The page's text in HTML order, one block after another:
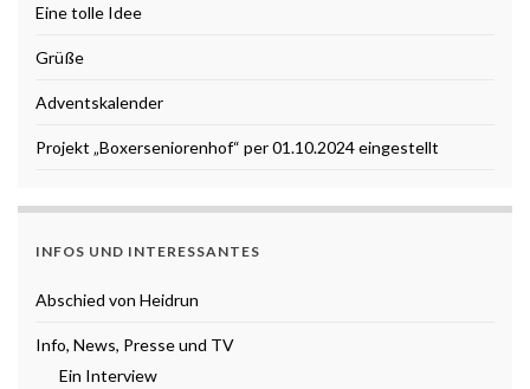
Eine tolle Idee
Grüße
Adventskalender
Projekt „Boxerseniorenhof“ per 01.10.2024 eingestellt
INFOS UND INTERESSANTES
Abschied von Heidrun
Info, News, Presse und TV
Ein Interview